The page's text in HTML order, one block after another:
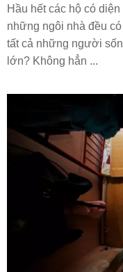
Hầu hết các hộ có
những ngôi nhà đều
tất cả những người
lớn? Không hẳn ...